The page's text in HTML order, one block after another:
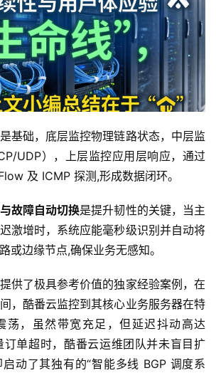
是基础，底层监控物理链路状态，中层监
UDP），上层监控应用层响应，通过
及 ICMP 探测,形成数据闭环。
故障自动切换是提升韧性的关键，当主
激增时，系统应能毫秒级识别并自动将
或边缘节点,确保业务无感知。
提供了极具参考价值的独家经验案例，在
，酷番云监控到其核心业务服务器在特
荡，虽然带宽充足，但延迟抖动高达
单超时，酷番云运维团队并未盲目扩
动了其独有的“智能多线 BGP 调度系